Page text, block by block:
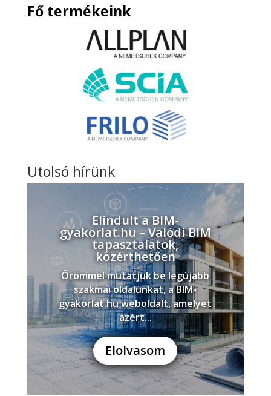
Fő termékeink
Utolsó hírünk
Elindult a BIM-
gyakorlat.hu – Valódi BIM
tapasztalatok,
közérthetően
Örömmel mutatjuk be legújabb
szakmai oldalunkat, a BIM-
gyakorlat.hu weboldalt, amelyet
azért...
Elolvasom